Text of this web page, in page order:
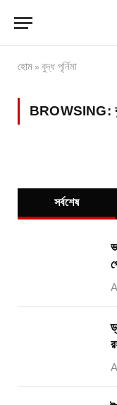
হোম » বুদ্ধ পূর্নিমা
BROWSING:
সর্বশেষ